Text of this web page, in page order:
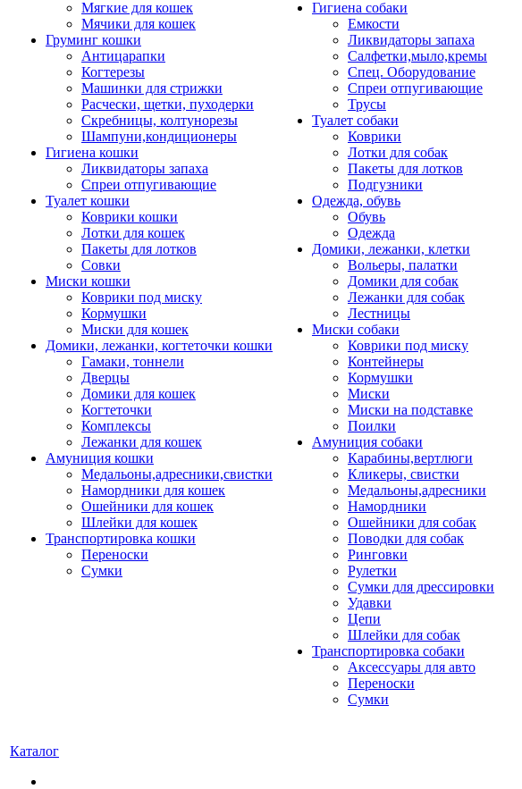
Мягкие для кошек
Мячики для кошек
Груминг кошки
Антицарапки
Когтерезы
Машинки для стрижки
Расчески, щетки, пуходерки
Скребницы, колтунорезы
Шампуни,кондиционеры
Гигиена кошки
Ликвидаторы запаха
Спреи отпугивающие
Туалет кошки
Коврики кошки
Лотки для кошек
Пакеты для лотков
Совки
Миски кошки
Коврики под миску
Кормушки
Миски для кошек
Домики, лежанки, когтеточки кошки
Гамаки, тоннели
Дверцы
Домики для кошек
Когтеточки
Комплексы
Лежанки для кошек
Амуниция кошки
Медальоны,адресники,свистки
Намордники для кошек
Ошейники для кошек
Шлейки для кошек
Транспортировка кошки
Переноски
Сумки
Гигиена собаки
Емкости
Ликвидаторы запаха
Салфетки,мыло,кремы
Спец. Оборудование
Спреи отпугивающие
Трусы
Туалет собаки
Коврики
Лотки для собак
Пакеты для лотков
Подгузники
Одежда, обувь
Обувь
Одежда
Домики, лежанки, клетки
Вольеры, палатки
Домики для собак
Лежанки для собак
Лестницы
Миски собаки
Коврики под миску
Контейнеры
Кормушки
Миски
Миски на подставке
Поилки
Амуниция собаки
Карабины,вертлюги
Кликеры, свистки
Медальоны,адресники
Намордники
Ошейники для собак
Поводки для собак
Ринговки
Рулетки
Сумки для дрессировки
Удавки
Цепи
Шлейки для собак
Транспортировка собаки
Аксессуары для авто
Переноски
Сумки
Каталог